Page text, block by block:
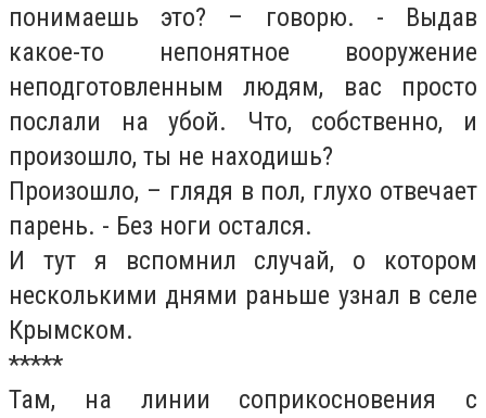
понимаешь это? – говорю. - Выдав
какое-то непонятное вооружение
неподготовленным людям, вас просто
послали на убой. Что, собственно, и
произошло, ты не находишь?
Произошло, – глядя в пол, глухо отвечает
парень. - Без ноги остался.
И тут я вспомнил случай, о котором
несколькими днями раньше узнал в селе
Крымском.
*****
Там, на линии соприкосновения с